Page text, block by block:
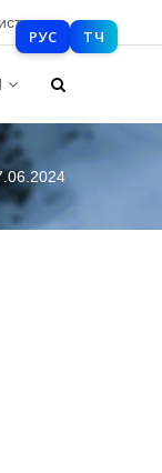
РУС ТЧ